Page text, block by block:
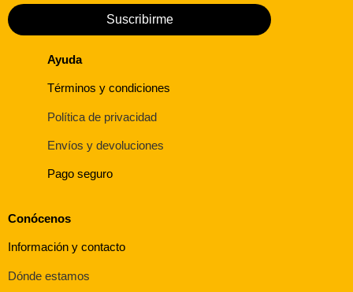
Suscribirme
Ayuda
Términos y condiciones
Política de privacidad
Envíos y devoluciones
Pago seguro
Conócenos
Información y contacto
Dónde estamos